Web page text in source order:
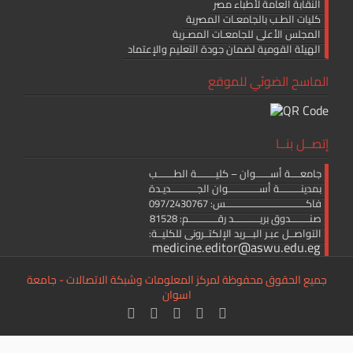
كليات الطـب بالجامعـات المصرية
المجلس الأعلى للجامعـات المصـرية
الهيئة القومية لضمان جودة التعليم والإعتماد
الماسح الضوئي للموقع
إتصــل بنــا
جامعــــة أســــــوان – كليــــــــة الطـــــــب
بمدينـــــــــة أســـــــــــــوان الجـــــــــــديـدة
فاكــــــــــــــــــــــــــــــــــس: 097/2430767
صنــــــــدوق بريـــــــــــد رقــــــــــــم: 81528
التواصــل عبـر البـــريد الإلكتــرونى للكليــة:
medicine.editor@aswu.edu.eg
جميع الحقوق محفوظة لمركز المعلومات وشبكة الاتصالات - جامعة
اسوان